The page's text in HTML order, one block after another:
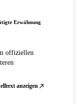
Erwähnung
offiziellen
anzeigen